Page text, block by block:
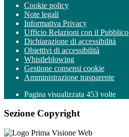
Cookie policy
Note legali
Informativa Privacy
Ufficio Relazioni con il Pubblico
Dichiarazione di accessibilità
Obiettivi di accessibilità
Whistleblowing
Gestione consensi cookie
Amministrazione trasparente
Pagina visualizzata 453 volte
Sezione Copyright